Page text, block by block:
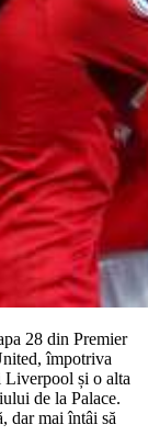
28 din Premier
împotriva
Liverpool și o alta
de la Palace.
dar mai întâi să